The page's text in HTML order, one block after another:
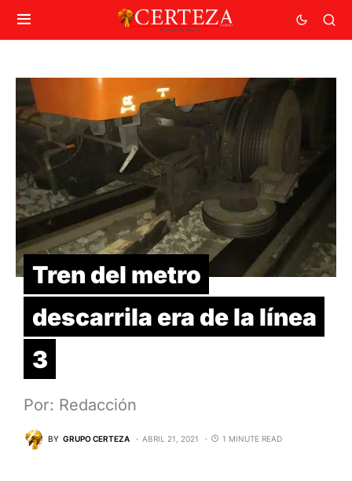
Tren del metro
descarrila era de la línea
3
Por: Redacción
BY GRUPO CERTEZA ABRIL 21, 2021 1 MINUTE READ